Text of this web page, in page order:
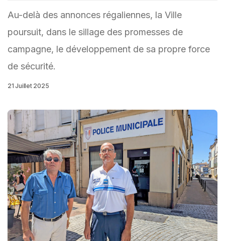
Au-delà des annonces régaliennes, la Ville
poursuit, dans le sillage des promesses de
campagne, le développement de sa propre force
de sécurité.
21 Juillet 2025